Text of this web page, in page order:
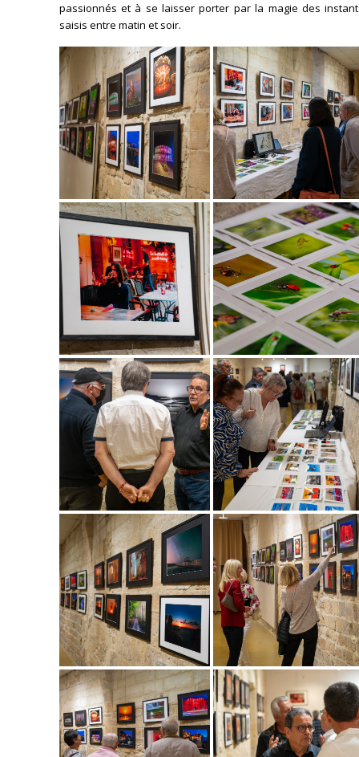
passionnés et à se laisser porter par la magie des
saisis entre matin et soir.